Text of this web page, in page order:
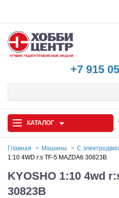
+7 915
КАТАЛОГ
Запчасти и аксессуары
Главная Машины С
1:10 4WD r:s TF-5 MAZDA6 30823B
KYOSHO 1:10 4wd
30823B